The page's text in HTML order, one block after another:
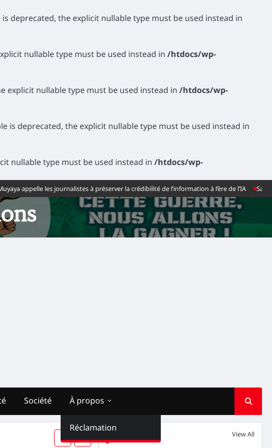
deprecated, the explicit nullable type must be used instead in
nullable type must be used instead in /htdocs/wp-
explicit nullable type must be used instead in /htdocs/wp-
is deprecated, the explicit nullable type must be used instead in
nullable type must be used instead in /htdocs/wp-
à préserver la crédibilité de l’information à l’ère de l’IA Sahara : la Colombie
Société À propos
Réclamation
View All